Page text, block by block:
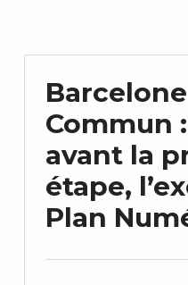
Commun
avant la
étape,
Plan